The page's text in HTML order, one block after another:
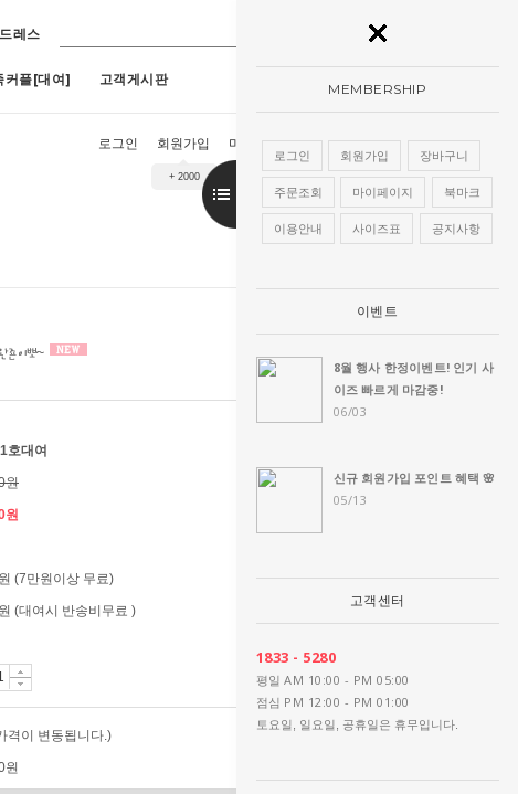
레스
커플[대여] 고객게시판
호) [구매]아루네스진주 (1호~13호) [구매]아란한복드레스(핑크)(1호~13
로그인 회원가입
+ 2000
마이페이지 장바구니 주문조회
MEMBERSHIP
로그인 회원가입 장바구니
주문조회 마이페이지 북마크
이용안내 사이즈표 공지사항
이벤트
8월 행사 한정이벤트! 인기 사
이즈 빠르게 마감중!
06/03
신규 회원가입 포인트 혜택 🌸
05/13
고객센터
1833 - 5280
평일 AM 10:00 - PM 05:00
점심 PM 12:00 - PM 01:00
토요일, 일요일, 공휴일은 휴무입니다.
호대여
원
원
(7만원이상 무료)
(대여시 반송비무료 )
격이 변동됩니다.)
원